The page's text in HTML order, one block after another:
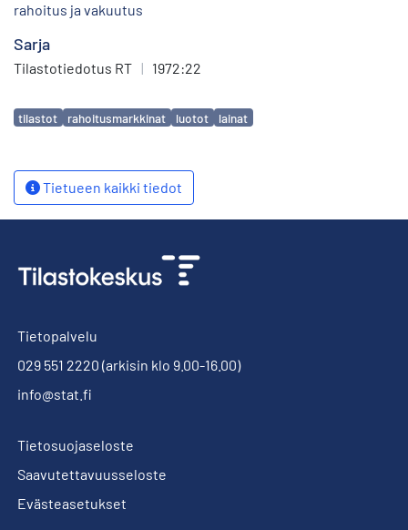
rahoitus ja vakuutus
Sarja
Tilastotiedotus RT | 1972:22
Avainsanat
tilastot rahoitusmarkkinat luotot lainat
Tietueen kaikki tiedot
Tietopalvelu
029 551 2220 (arkisin klo 9.00-16.00)
info@stat.fi
Tietosuojaseloste
Saavutettavuusseloste
Evästeasetukset